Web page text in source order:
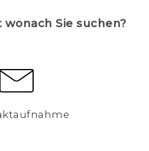
wonach Sie suchen?